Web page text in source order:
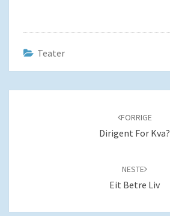
Teater
FORRIGE
Dirigent For Kva?
NESTE
Eit Betre Liv